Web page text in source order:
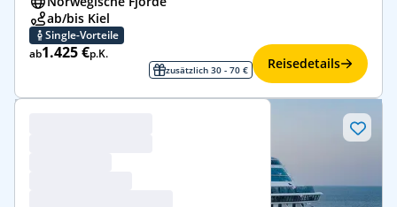
ab/bis Kiel
Single-Vorteile
ab1.425 €p.K.
zusätzlich 30 - 70 € Reisedetails